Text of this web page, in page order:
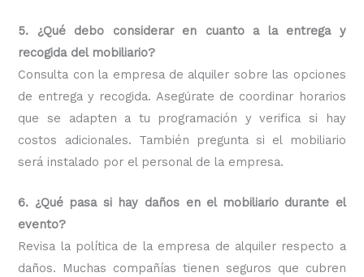
5. ¿Qué debo considerar en cuanto a la entrega y
recogida del mobiliario?
Consulta con la empresa de alquiler sobre las opciones
de entrega y recogida. Asegúrate de coordinar horarios
que se adapten a tu programación y verifica si hay
costos adicionales. También pregunta si el mobiliario
será instalado por el personal de la empresa.
6. ¿Qué pasa si hay daños en el mobiliario durante el
evento?
Revisa la política de la empresa de alquiler respecto a
daños. Muchas compañías tienen seguros que cubren